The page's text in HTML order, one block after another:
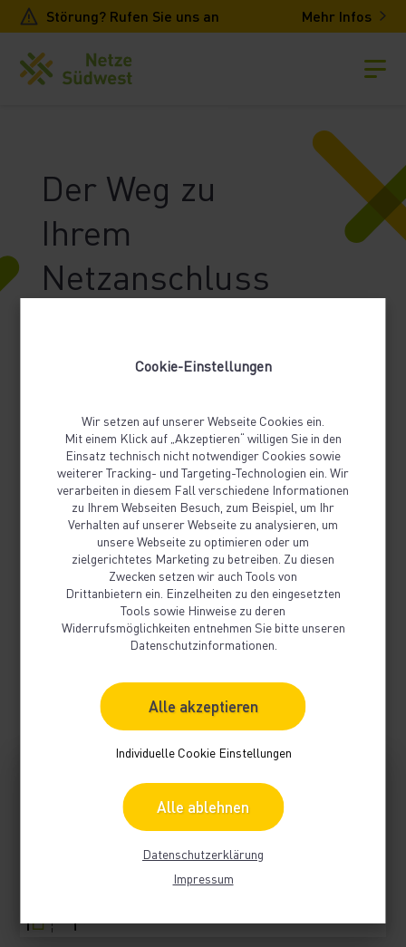
Cookie-Einstellungen
Wir setzen auf unserer Webseite Cookies ein.
Mit einem Klick auf „Akzeptieren“ willigen Sie in den
Einsatz technisch nicht notwendiger Cookies sowie
weiterer Tracking- und Targeting-Technologien ein. Wir
verarbeiten in diesem Fall verschiedene Informationen
zu Ihrem Webseiten Besuch, zum Beispiel, um Ihr
Verhalten auf unserer Webseite zu analysieren, um
unsere Webseite zu optimieren oder um
zielgerichtetes Marketing zu betreiben. Zu diesen
Zwecken setzen wir auch Tools von
Drittanbietern ein. Einzelheiten zu den eingesetzten
Tools sowie Hinweise zu deren
Widerrufsmöglichkeiten entnehmen Sie bitte unseren
Datenschutzinformationen.
Alle akzeptieren
Individuelle Cookie Einstellungen
Alle ablehnen
Datenschutzerklärung
Impressum
Störung? Rufen Sie uns an Mehr Infos
Der Weg zu
Ihrem
Netzanschluss
legen lassen? Mit kluger Planung
1. Bestandsaufnahme
Bin ich bereits erschlossen- liegt eine Erdgasleitung in der
Nähe meines Grundstücks? Ob wir unser Netz erweitern
müssen oder ob wir Sie direkt an unser Netz anschließen
können, erfahren Sie unter Planauskunft .
Zuständigkeiten Netze Südwest.pdf PDF